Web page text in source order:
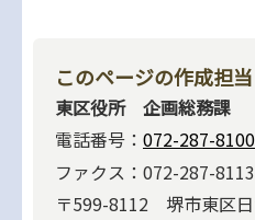
このページの作成担当
東区役所 企画総務課
電話番号： 072-287-8100
ファクス：072-287-8113
〒599-8112 堺市東区